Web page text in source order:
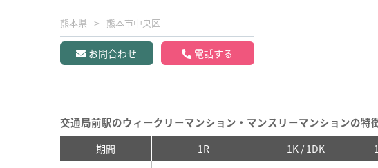
熊本県 熊本市中央区
お問合わせ 電話する
交通局前駅のウィークリーマンション・マンスリーマンションの特
期間 1R 1K / 1DK